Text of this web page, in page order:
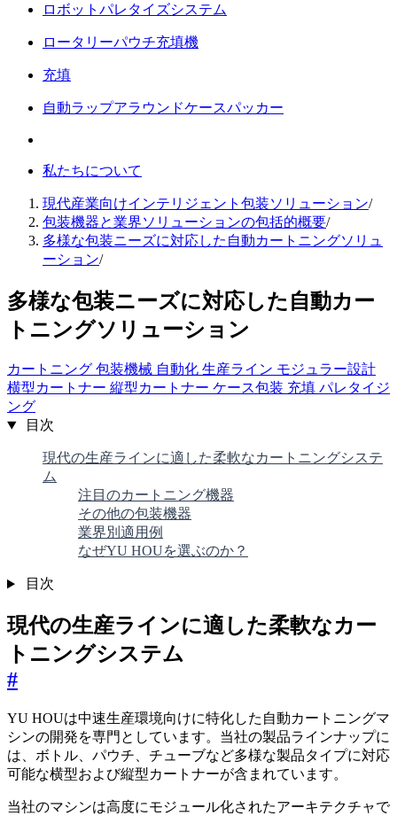
ロボットパレタイズシステム
ロータリーパウチ充填機
充填
自動ラップアラウンドケースパッカー
私たちについて
現代産業向けインテリジェント包装ソリューション/
包装機器と業界ソリューションの包括的概要/
多様な包装ニーズに対応した自動カートニングソリュ
ーション/
多様な包装ニーズに対応した自動カー
トニングソリューション
カートニング 包装機械 自動化 生産ライン モジュラー設計
横型カートナー 縦型カートナー ケース包装 充填 パレタイジ
ング
目次
現代の生産ラインに適した柔軟なカートニングシステ
ム
注目のカートニング機器
その他の包装機器
業界別適用例
なぜYU HOUを選ぶのか？
目次
現代の生産ラインに適した柔軟なカー
トニングシステム
#
YU HOUは中速生産環境向けに特化した自動カートニングマ
シンの開発を専門としています。当社の製品ラインナップに
は、ボトル、パウチ、チューブなど多様な製品タイプに対応
可能な横型および縦型カートナーが含まれています。
当社のマシンは高度にモジュール化されたアーキテクチャで